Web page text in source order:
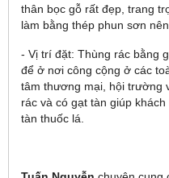
thân bọc gỗ rất đẹp, trang
làm bằng thép phun sơn
- Vị trí đặt: Thùng rác bằng
để ở nơi công cộng ở các
tâm thương mại, hội trường
rác và có gạt tàn giúp
tàn thuốc lá.